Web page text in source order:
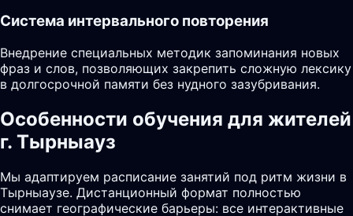
Система интервального повторения
Внедрение специальных методик запоминания новых
фраз и слов, позволяющих закрепить сложную лексику
в долгосрочной памяти без нудного зазубривания.
Особенности обучения для жителей
г. Тырныауз
Мы адаптируем расписание занятий под ритм жизни в
Тырныаузе. Дистанционный формат полностью
снимает географические барьеры: все интерактивные